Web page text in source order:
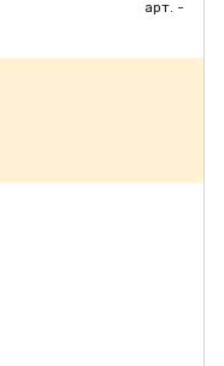
арт. -